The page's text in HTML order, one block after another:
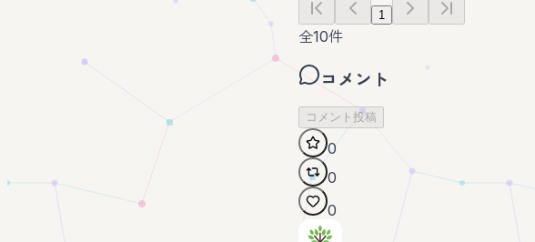
1
全10件
コメント
コメント投稿
0
0
0